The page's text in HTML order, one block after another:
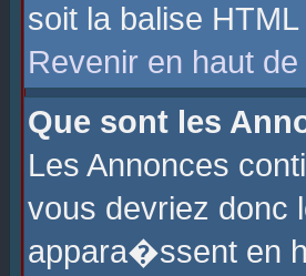
soit la balise
Revenir en haut de
Que sont les
Les Annonces
vous devriez donc
appara�ssent en